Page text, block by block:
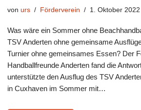
von urs Förderverein 1. Oktober 2022
Was wäre ein Sommer ohne
TSV Anderten ohne gemeinsame
Turnier ohne gemeinsames Essen? Der
Handballfreunde Anderten fand die
unterstützte den Ausflug des TSV
in Cuxhaven im Sommer mit…